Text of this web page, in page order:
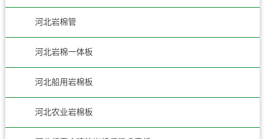
河北岩棉管
河北岩棉一体板
河北船用岩棉板
河北农业岩棉板